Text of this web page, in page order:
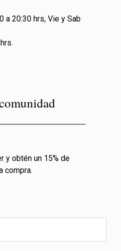
a 20:30 hrs, Vie y Sab
y obtén un 15% de
compra.